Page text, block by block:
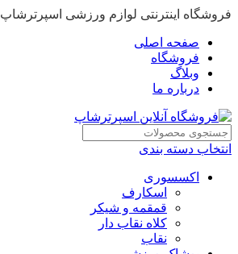
فروشگاه اینترنتی لوازم ورزشی اسپرترشاپ
صفحه اصلی
فروشگاه
وبلاگ
درباره ما
انتخاب دسته بندی
اکسسوری
اسکارف
قمقمه و شیکر
کلاه نقاب دار
نقاب